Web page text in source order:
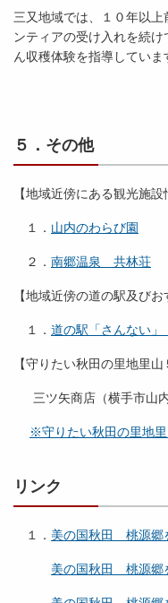
三又地域では、１０年以
ンティアの受け入れを続
ん収穫体験を指導していま
５．その他
【地域近傍にある観光施設
１． 山内のわらび園
２． 南郷温泉 共林荘
【地域近傍の道の駅及びお
１． 道の駅「さんない」
【守りたい秋田の里地里
三ツ矢商店（横手市山内
※守りたい秋田の里地
リンク
１． 美の国秋田 桃源郷
美の国秋田 桃源郷